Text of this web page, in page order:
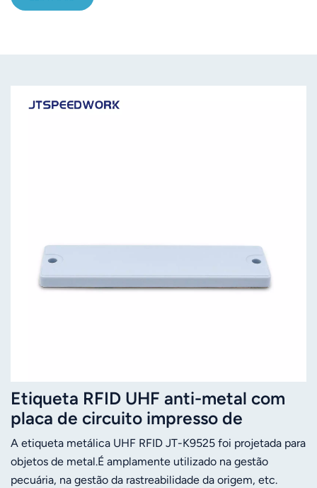
Etiqueta RFID UHF anti-metal com
placa de circuito impresso de
95*25mm, 860-960MHz, JT-K9525
A etiqueta metálica UHF RFID JT-K9525 foi projetada para
objetos de metal.É amplamente utilizado na gestão
pecuária, na gestão da rastreabilidade da origem, etc.